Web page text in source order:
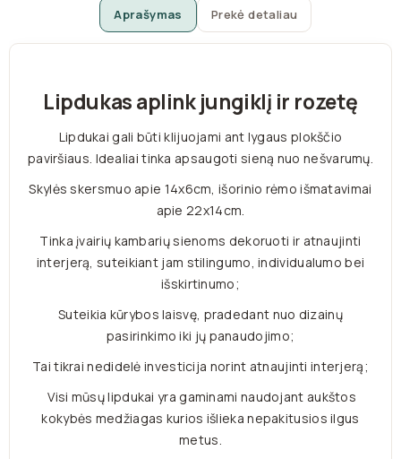
Aprašymas Prekė detaliau
Lipdukas aplink jungiklį ir rozetę
Lipdukai gali būti klijuojami ant lygaus plokščio
paviršiaus. Idealiai tinka apsaugoti sieną nuo nešvarumų.
Skylės skersmuo apie 14x6cm, išorinio rėmo išmatavimai
apie 22x14cm.
Tinka įvairių kambarių sienoms dekoruoti ir atnaujinti
interjerą, suteikiant jam stilingumo, individualumo bei
išskirtinumo;
Suteikia kūrybos laisvę, pradedant nuo dizainų
pasirinkimo iki jų panaudojimo;
Tai tikrai nedidelė investicija norint atnaujinti interjerą;
Visi mūsų lipdukai yra gaminami naudojant aukštos
kokybės medžiagas kurios išlieka nepakitusios ilgus
metus.